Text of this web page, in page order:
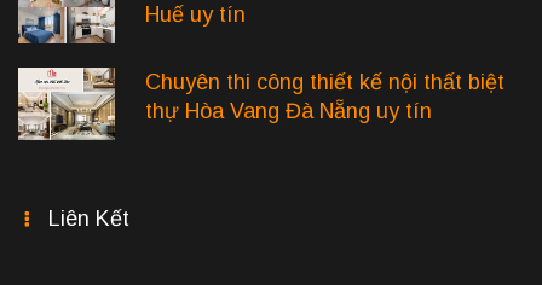
Huế uy tín
Chuyên thi công thiết kế nội thất biệt
thự Hòa Vang Đà Nẵng uy tín
Liên Kết